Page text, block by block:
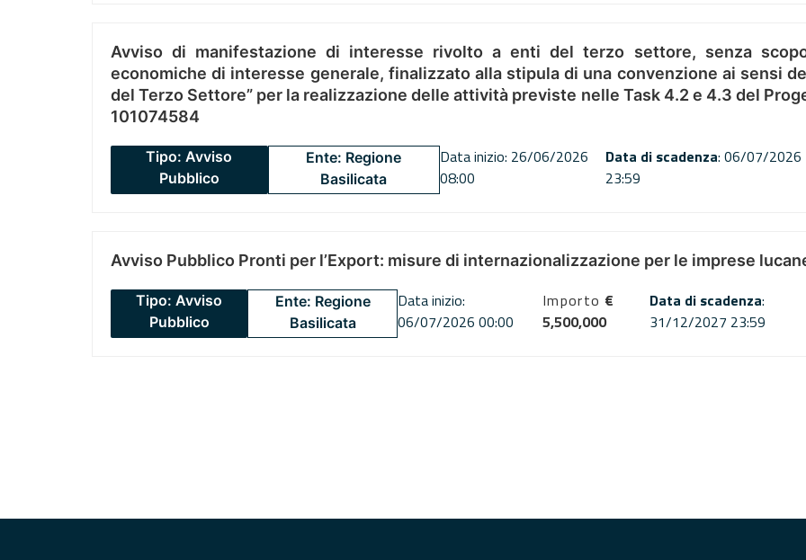
Avviso di manifestazione di interesse rivolto a enti del terzo settore, senza
economiche di interesse generale, finalizzato alla stipula di una convenzione ai sensi
del Terzo Settore” per la realizzazione delle attività previste nelle Task 4.2 e 4.3 del
101074584
Tipo: Avviso
Pubblico
Ente: Regione
Basilicata
Data inizio: 26/06/2026
08:00
Data di scadenza: 06/07/2026
23:59
Avviso Pubblico Pronti per l’Export: misure di internazionalizzazione per le imprese
Tipo: Avviso
Pubblico
Ente: Regione
Basilicata
Data inizio:
06/07/2026 00:00
Importo €
5,500,000
Data di scadenza:
31/12/2027 23:59